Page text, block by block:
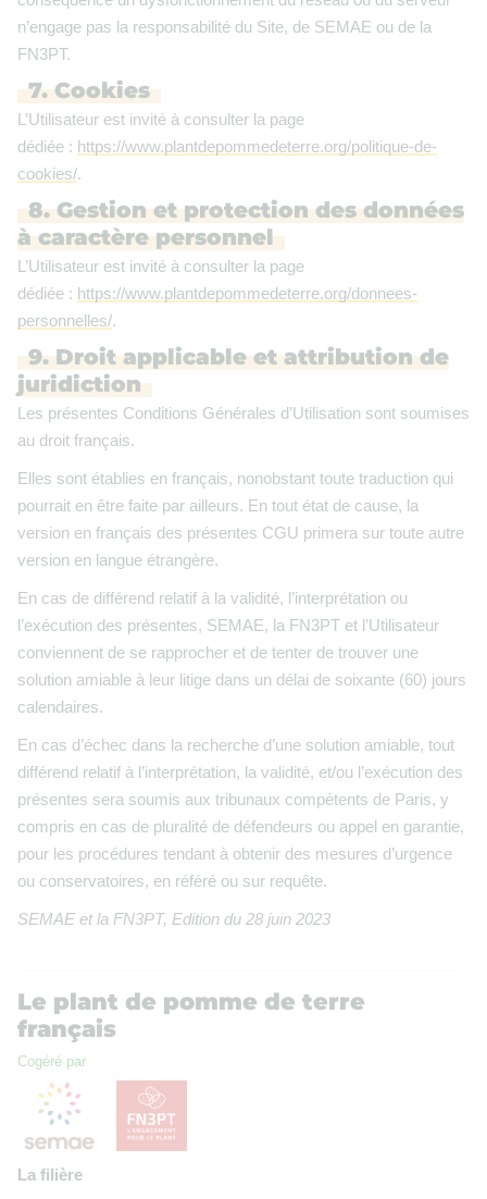
n’engage pas la responsabilité du Site, de SEMAE ou de la
FN3PT.
7. Cookies
L’Utilisateur est invité à consulter la page
dédiée : https://www.plantdepommedeterre.org/politique-de-
cookies/.
8. Gestion et protection des données
à caractère personnel
L’Utilisateur est invité à consulter la page
dédiée : https://www.plantdepommedeterre.org/donnees-
personnelles/.
9. Droit applicable et attribution de
juridiction
Les présentes Conditions Générales d’Utilisation sont soumises
au droit français.
Elles sont établies en français, nonobstant toute traduction qui
pourrait en être faite par ailleurs. En tout état de cause, la
version en français des présentes CGU primera sur toute autre
version en langue étrangère.
En cas de différend relatif à la validité, l’interprétation ou
l’exécution des présentes, SEMAE, la FN3PT et l’Utilisateur
conviennent de se rapprocher et de tenter de trouver une
solution amiable à leur litige dans un délai de soixante (60) jours
calendaires.
En cas d’échec dans la recherche d’une solution amiable, tout
différend relatif à l’interprétation, la validité, et/ou l’exécution des
présentes sera soumis aux tribunaux compétents de Paris, y
compris en cas de pluralité de défendeurs ou appel en garantie,
pour les procédures tendant à obtenir des mesures d’urgence
ou conservatoires, en référé ou sur requête.
SEMAE et la FN3PT, Edition du 28 juin 2023
Le plant de pomme de terre
français
Cogéré par
La filière